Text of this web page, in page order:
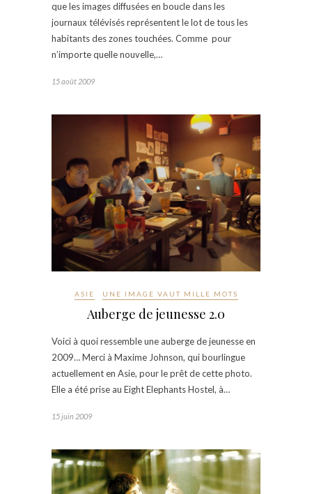
que les images diffusées en boucle dans les
journaux télévisés représentent le lot de tous les
habitants des zones touchées. Comme pour
n’importe quelle nouvelle,…
15 août 2009
ASIE UNE IMAGE VAUT MILLE MOTS
Auberge de jeunesse 2.0
Voici à quoi ressemble une auberge de jeunesse en
2009… Merci à Maxime Johnson, qui bourlingue
actuellement en Asie, pour le prêt de cette photo.
Elle a été prise au Eight Elephants Hostel, à…
15 juin 2009